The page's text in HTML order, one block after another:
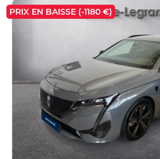
PRIX EN BAISSE (-1180 €)